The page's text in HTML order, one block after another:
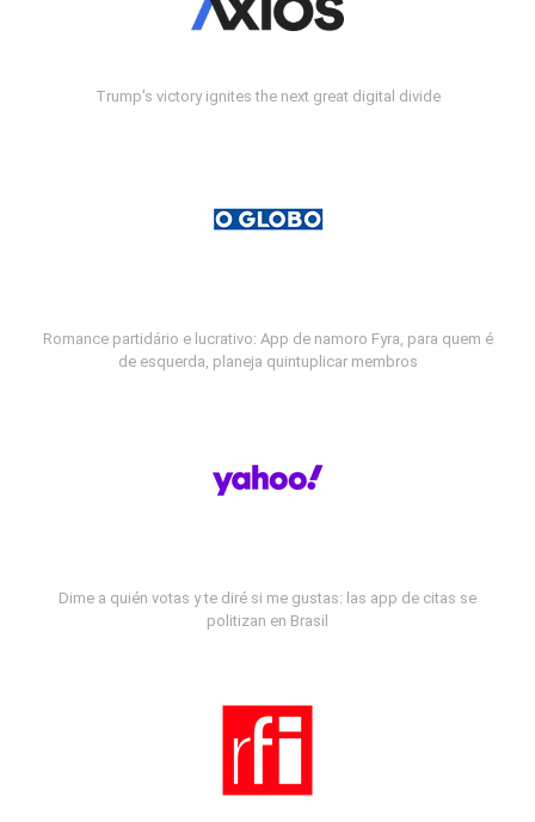
Trump's victory ignites the next great digital divide
Romance partidário e lucrativo: App de namoro Fyra, para quem é
de esquerda, planeja quintuplicar membros
Dime a quién votas y te diré si me gustas: las app de citas se
politizan en Brasil